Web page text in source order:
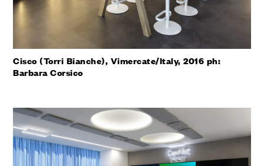
Cisco (Torri Bianche), Vimercate/Italy, 2016 ph:
Barbara Corsico